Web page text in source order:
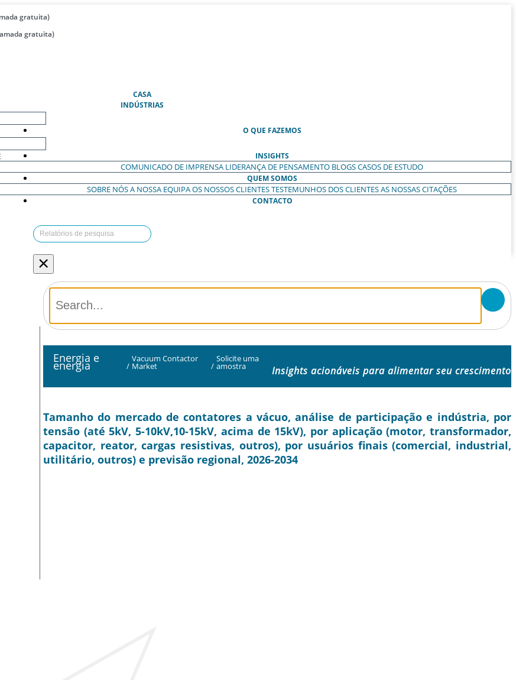
gratuita)
gratuita)
CASA(ATUAL)
INDÚSTRIAS
O QUE FAZEMOS
INSIGHTS
COMUNICADO DE IMPRENSA LIDERANÇA DE PENSAMENTO BLOGSCASOS DE ESTUDO
QUEM SOMOS
SOBRE NÓSA NOSSA EQUIPAOS NOSSOS CLIENTESTESTEMUNHOS DOS CLIENTESAS NOSSAS CITAÇÕES
CONTACTO
×
Energia e
energia /
Vacuum Contactor
Market /
Solicite uma
amostra Insights acionáveis ​​para alimentar seu crescimento
Tamanho do mercado de contatores a vácuo, análise de participação e indústria, por
tensão (até 5kV, 5-10kV,10-15kV, acima de 15kV), por aplicação (motor, transformador,
capacitor, reator, cargas resistivas, outros), por usuários finais (comercial, industrial,
utilitário, outros) e previsão regional, 2026-2034